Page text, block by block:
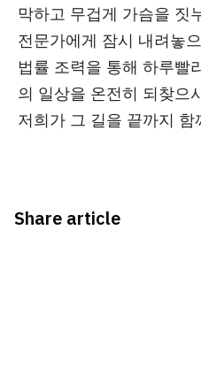
막하고 무겁게 가슴을 짓
전문가에게 잠시 내려놓
법률 조력을 통해 하루빨
의 일상을 온전히 되찾으
저희가 그 길을 끝까지 함
Share article